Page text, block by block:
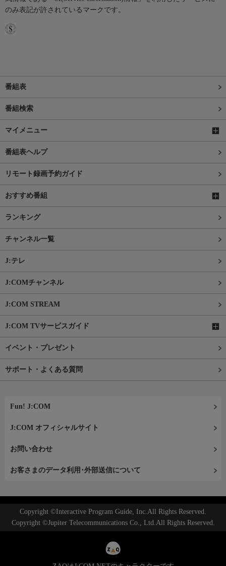
のみ表記が許されているマークです。
番組表
番組検索
マイメニュー
番組表ヘルプ
リモート録画予約ガイド
おすすめ番組
ランキング
チャンネル一覧
J:テレ
J:COMチャンネル
J:COM STREAM
J:COM TVサービスガイド
イベント・プレゼント
サポート・よくある質問
Fun! J:COM
J:COM オフィシャルサイト
お問い合わせ
お客さまのデータ利用･外部送信について
Copyright ©Interactive Program Guide, Inc.All Rights Reserved.
Copyright ©Jupiter Telecommunications Co., Ltd.All Rights Reserved.